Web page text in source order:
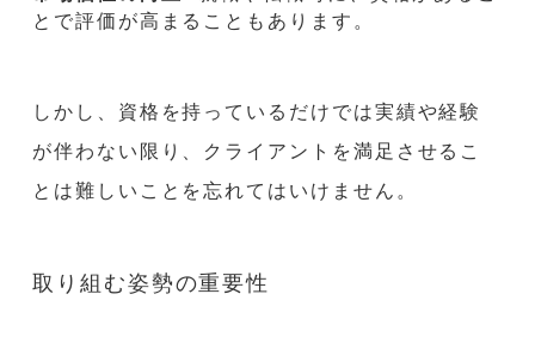
とで評価が高まることもあります。
しかし、資格を持っているだけでは実績や経験
が伴わない限り、クライアントを満足させるこ
とは難しいことを忘れてはいけません。
取り組む姿勢の重要性